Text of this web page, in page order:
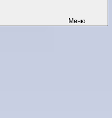
Меню